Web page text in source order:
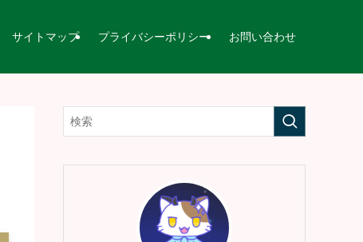
サイトマップ プライバシーポリシー お問い合わせ